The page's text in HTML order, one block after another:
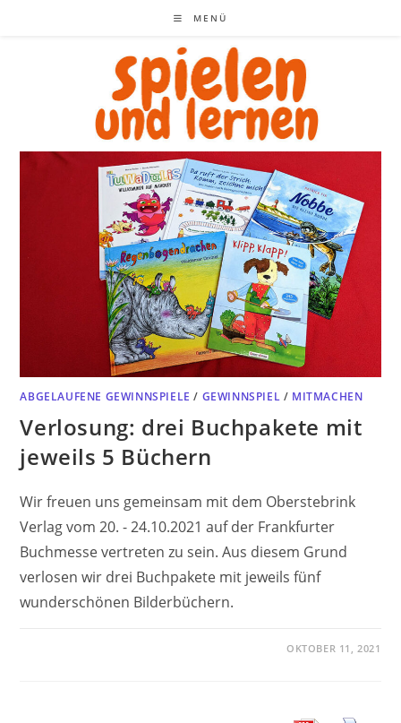
MENÜ
ABGELAUFENE GEWINNSPIELE / GEWINNSPIEL / MITMACHEN
Verlosung: drei Buchpakete mit
jeweils 5 Büchern
Wir freuen uns gemeinsam mit dem Oberstebrink
Verlag vom 20. - 24.10.2021 auf der Frankfurter
Buchmesse vertreten zu sein. Aus diesem Grund
verlosen wir drei Buchpakete mit jeweils fünf
wunderschönen Bilderbüchern.
OKTOBER 11, 2021